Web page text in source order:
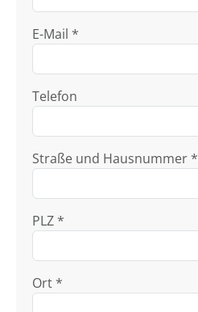
E-Mail *
Telefon
Straße und Hausnummer *
PLZ *
Ort *